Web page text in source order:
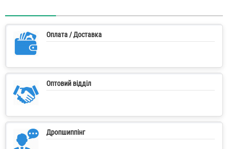
Оплата / Доставка
Оптовий відділ
Дропшиппінг